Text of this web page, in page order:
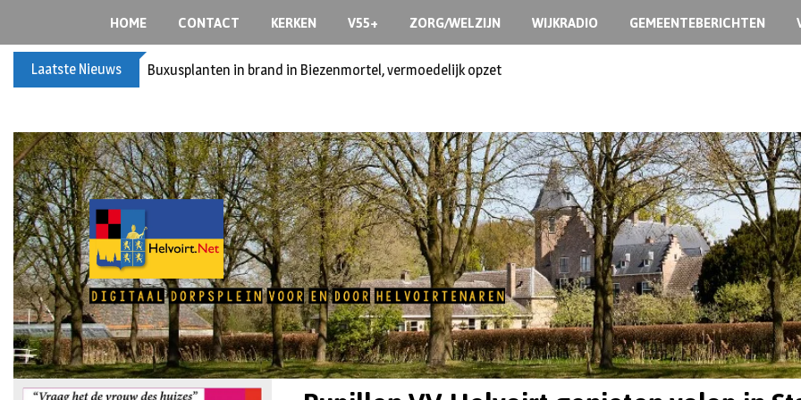
HOME CONTACT KERKEN V55+ ZORG/WELZIJN WIJKRADIO GEMEENTEBERICHTEN
Laatste Nieuws Buxusplanten in brand in Biezenmortel, vermoedelijk opzet